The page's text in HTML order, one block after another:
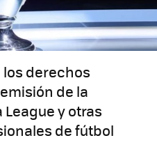
derechos
de la
y otras
de fútbol